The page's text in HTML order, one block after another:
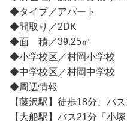
◆タイプ／アパート
◆間取り／2DK
◆面 積／39.25㎡
◆小学校区／村岡小学校
◆中学校区／村岡中学校
◆周辺情報
【藤沢駅】徒歩18分、バ
【大船駅】バス21分「小